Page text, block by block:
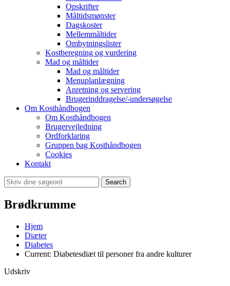
Opskrifter
Måltidsmønster
Dagskoster
Mellemmåltider
Ombytningslister
Kostberegning og vurdering
Mad og måltider
Mad og måltider
Menuplanlægning
Anretning og servering
Brugerinddragelse/-undersøgelse
Om Kosthåndbogen
Om Kosthåndbogen
Brugervejledning
Ordforklaring
Gruppen bag Kosthåndbogen
Cookies
Kontakt
Search
Brødkrumme
Hjem
Diæter
Diabetes
Current: Diabetesdiæt til personer fra andre kulturer
Udskriv